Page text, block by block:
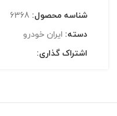
شناسه محصول: 6368
دسته: ايران خودرو
اشتراک گذاری: